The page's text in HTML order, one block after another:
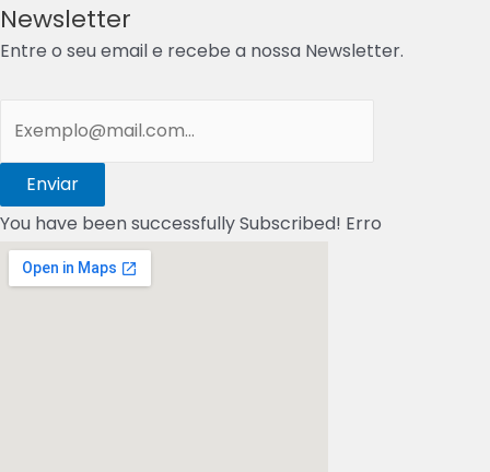
Newsletter
Entre o seu email e recebe a nossa Newsletter.
Enviar
You have been successfully Subscribed! Erro